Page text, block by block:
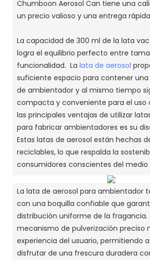
Chumboon Aerosol Can tiene una
un precio valioso y una entrega
La capacidad de 300 ml de la lata
logra el equilibrio perfecto entre
funcionalidad. La lata de aerosol
suficiente espacio para contener
de ambientador y al mismo tiempo
compacta y conveniente para el uso
las principales ventajas de utilizar
para fabricar ambientadores es su
Estas latas de aerosol están hechas
reciclables, lo que respalda la
consumidores conscientes del
La lata de aerosol para ambientador
con una boquilla confiable que
distribución uniforme de la fragancia.
mecanismo de pulverización preciso
experiencia del usuario, permitiendo
disfrutar de una frescura duradera